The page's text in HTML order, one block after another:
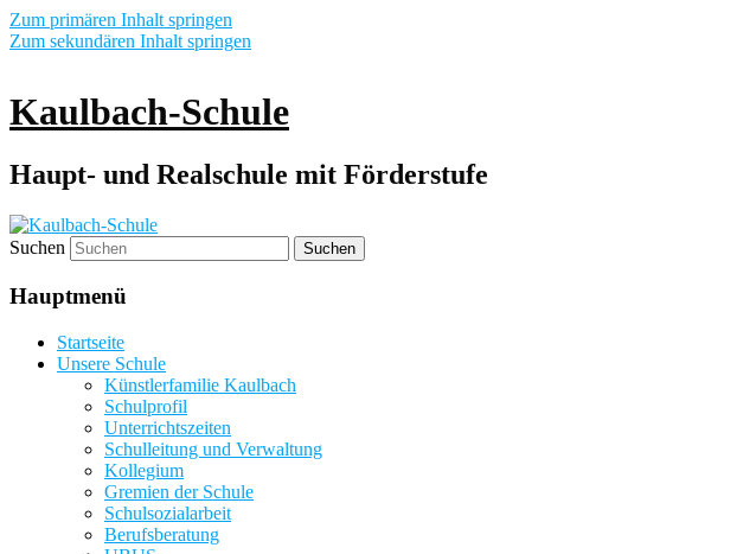
Zum primären Inhalt springen
Zum sekundären Inhalt springen
Kaulbach-Schule
Haupt- und Realschule mit Förderstufe
Suchen
Hauptmenü
Startseite
Unsere Schule
Künstlerfamilie Kaulbach
Schulprofil
Unterrichtszeiten
Schulleitung und Verwaltung
Kollegium
Gremien der Schule
Schulsozialarbeit
Berufsberatung